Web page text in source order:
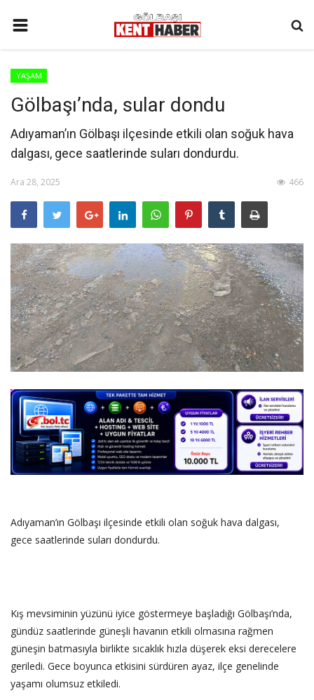
İLETIŞIM
3. SAYFA
GÜNDEM
SİYASET
KÜNYE
MALATYA
SPOR
DİĞER
YAZARLARIMIZ
YAŞAM
Gölbaşı’nda, sular dondu
Adıyaman’ın Gölbaşı ilçesinde etkili olan soğuk hava
dalgası, gece saatlerinde suları dondurdu.
Ara 28, 2025 466
Adıyaman’ın Gölbaşı ilçesinde etkili olan soğuk hava dalgası,
gece saatlerinde suları dondurdu.
‎Kış mevsiminin yüzünü iyice göstermeye başladığı Gölbaşı’nda,
gündüz saatlerinde güneşli havanın etkili olmasına rağmen
güneşin batmasıyla birlikte sıcaklık hızla düşerek eksi derecelere
geriledi. Gece boyunca etkisini sürdüren ayaz, ilçe genelinde
yaşamı olumsuz etkiledi.